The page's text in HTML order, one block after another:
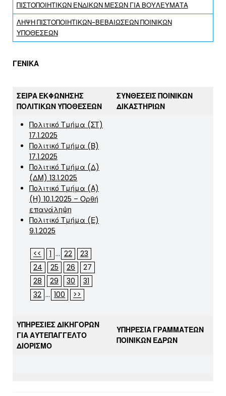
ΠΙΣΤΟΠΟΙΗΤΙΚΩΝ ΕΝΔΙΚΩΝ ΜΕΣΩΝ ΓΙΑ ΒΟΥΛΕΥΜΑΤΑ
ΛΗΨΗ ΠΙΣΤΟΠΟΙΗΤΙΚΩΝ-ΒΕΒΑΙΩΣΕΩΝ ΠΟΙΝΙΚΩΝ
ΥΠΟΘΕΣΕΩΝ
ΓΕΝΙΚΑ
ΣΕΙΡΑ ΕΚΦΩΝΗΣΗΣ
ΠΟΛΙΤΙΚΩΝ ΥΠΟΘΕΣΕΩΝ
ΣΥΝΘΕΣΕΙΣ ΠΟΙΝΙΚΩΝ
ΔΙΚΑΣΤΗΡΙΩΝ
Πολιτικό Τμήμα (ΣΤ)
17.1.2025
Πολιτικό Τμήμα (Β)
17.1.2025
Πολιτικό Τμήμα (Δ)
(ΔΜ) 13.1.2025
Πολιτικό Τμήμα (Α)
(Η) 10.1.2025 – Ορθή
επανάληψη
Πολιτικό Τμήμα (Ε)
9.1.2025
<< 1 ... 22
23
24
25 26
27
28
29 30
31
32 ... 100 >>
ΥΠΗΡΕΣΙΕΣ ΔΙΚΗΓΟΡΩΝ
ΓΙΑ ΑΥΤΕΠΑΓΓΕΛΤΟ
ΔΙΟΡΙΣΜΟ
ΥΠΗΡΕΣΙΑ ΓΡΑΜΜΑΤΕΩΝ
ΠΟΙΝΙΚΩΝ ΕΔΡΩΝ